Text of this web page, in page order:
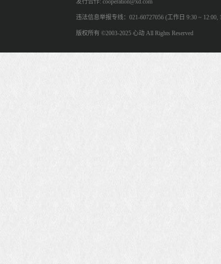
发行合作: cooperation@xd.com
违法信息举报专线：021-60727056 (工作日 9:30 ~ 12:00,
版权所有 ©2003-2025 心动 All Rights Reserved